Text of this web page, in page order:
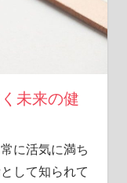
未来の健
に活気に満ち
して知られて